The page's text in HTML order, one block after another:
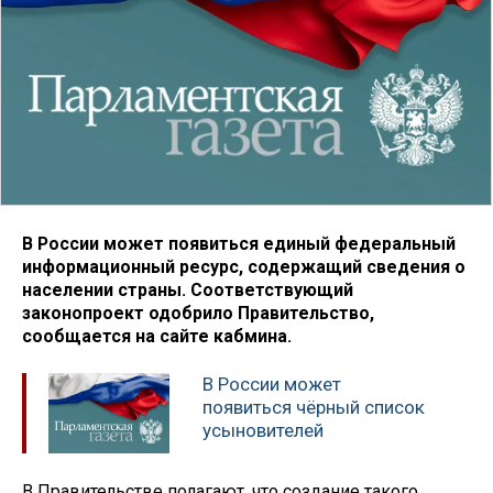
В России может появиться единый федеральный
информационный ресурс, содержащий сведения о
населении страны. Соответствующий
законопроект одобрило Правительство,
сообщается на сайте кабмина.
В России может
появиться чёрный список
усыновителей